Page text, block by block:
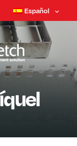
Español